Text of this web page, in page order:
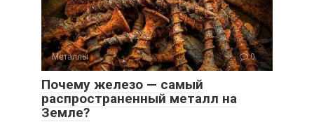
Металлы 0
Почему железо — самый
распространенный металл на
Земле?